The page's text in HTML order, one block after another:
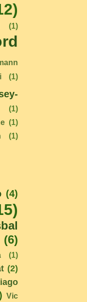
(1)
(1)
(1)
(1)
(1)
(4)
(6)
(1)
(2)
Vic